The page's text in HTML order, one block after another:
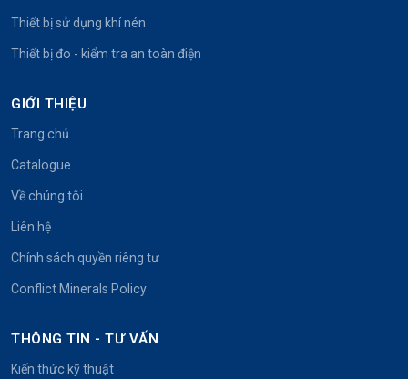
Thiết bị sử dụng khí nén
Thiết bị đo - kiểm tra an toàn điện
GIỚI THIỆU
Trang chủ
Catalogue
Về chúng tôi
Liên hệ
Chính sách quyền riêng tư
Conflict Minerals Policy
THÔNG TIN - TƯ VẤN
Kiến thức kỹ thuật